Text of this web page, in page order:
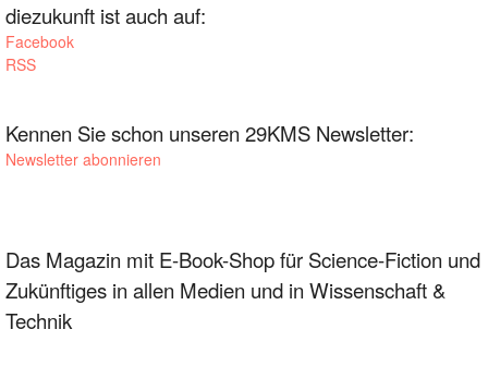
diezukunft ist auch auf:
Facebook
RSS
Kennen Sie schon unseren 29KMS Newsletter:
Newsletter abonnieren
Das Magazin mit E-Book-Shop für Science-Fiction und
Zukünftiges in allen Medien und in Wissenschaft &
Technik